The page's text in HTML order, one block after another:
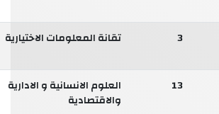
3 تقانة المعلومات الاختيارية
13
العلوم الانسانية و الادارية
والاقتصادية